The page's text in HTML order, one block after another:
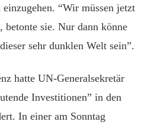
“Wir müssen jetzt
betonte sie. Nur dann könne
sehr dunklen Welt sein”.
hatte UN-Generalsekretär
Investitionen” in den
In einer am Sonntag